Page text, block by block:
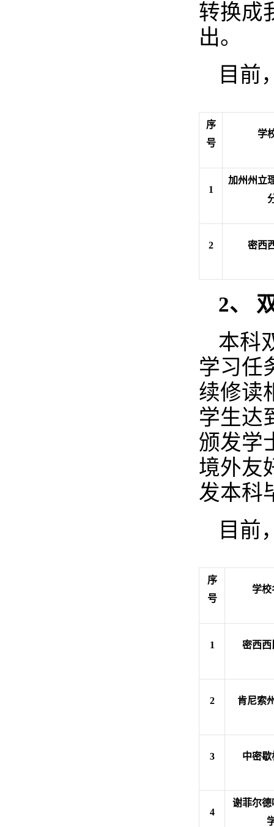
转换成
出。
目前
序
号
学
1
加州州立
2 密西
2、
本科
学习任
续修读
学生达
颁发学
境外友
发本科
目前
序
号
学校
1 密西西
2 肯尼索
3 中密
4
谢菲尔德